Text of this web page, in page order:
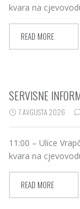
kvara na
READ MORE
SERVISNE
7 AVGUSTA 2026
11:00 – Ulice
kvara na
READ MORE